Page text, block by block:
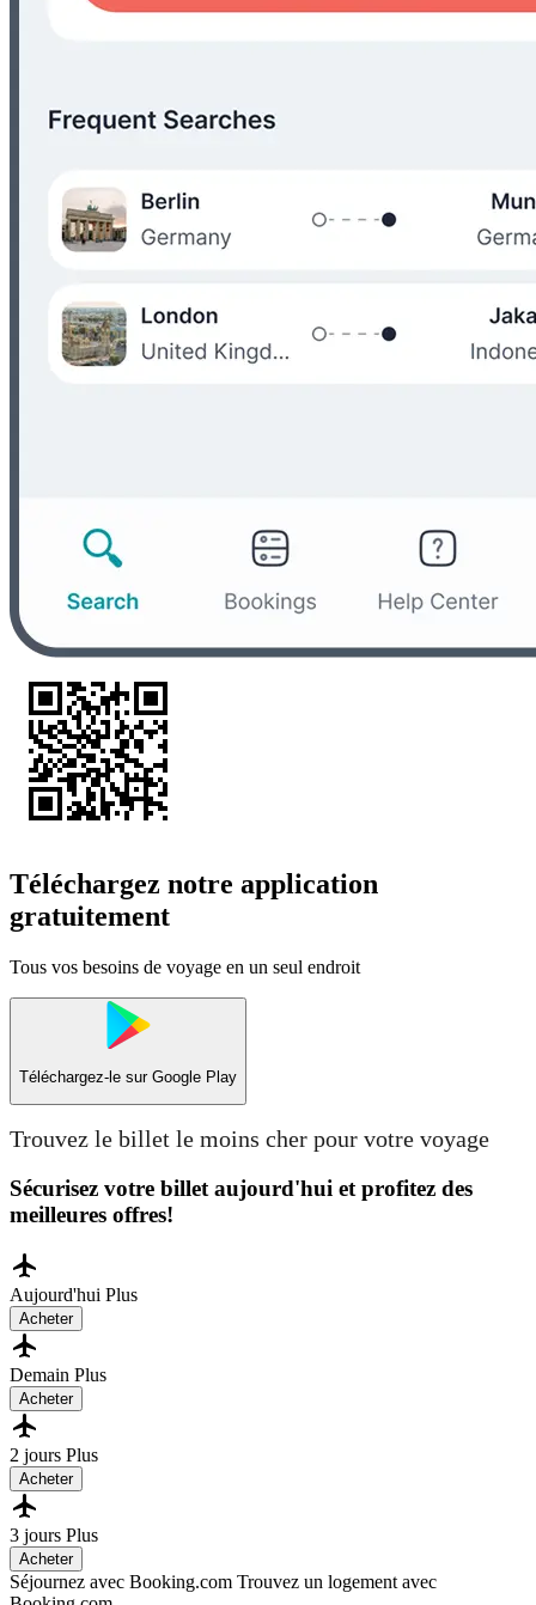
Téléchargez notre application
gratuitement
Tous vos besoins de voyage en un seul endroit
Téléchargez-le sur Google Play
Trouvez le billet le moins cher pour votre voyage
Sécurisez votre billet aujourd'hui et profitez des
meilleures offres!
Aujourd'hui Plus
Acheter
Demain Plus
Acheter
2 jours Plus
Acheter
3 jours Plus
Acheter
Séjournez avec Booking.com Trouvez un logement avec